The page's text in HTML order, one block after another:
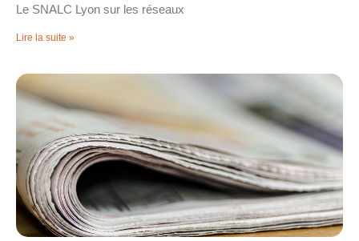
Le SNALC Lyon sur les réseaux
Lire la suite »